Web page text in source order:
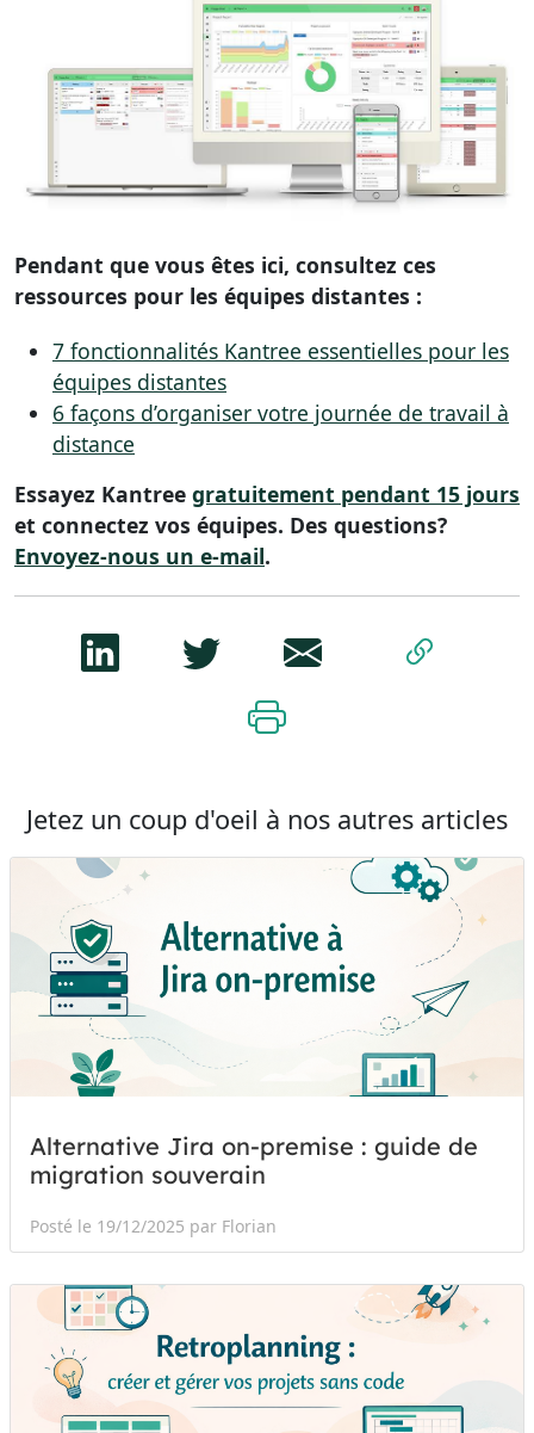
Pendant que vous êtes ici, consultez ces
ressources pour les équipes distantes :
7 fonctionnalités Kantree essentielles pour les
équipes distantes
6 façons d’organiser votre journée de travail à
distance
Essayez Kantree gratuitement pendant 15 jours
et connectez vos équipes. Des questions?
Envoyez-nous un e-mail.
Jetez un coup d'oeil à nos autres articles
Alternative Jira on-premise : guide de
migration souverain
Posté le 19/12/2025 par Florian